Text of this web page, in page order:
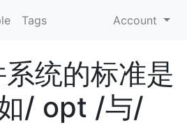
Tags Account
统的标准是
/ opt /与/